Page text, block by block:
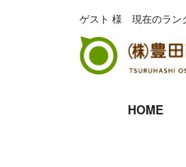
ゲスト 様 現在のラン
HOME